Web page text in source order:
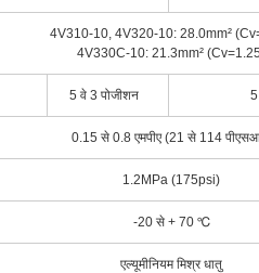
4V310-10, 4V320-10: 28.0mm²
4V330C-10: 21.3mm²
5 वे 3 पोजीशन 5
0.15 से 0.8 एमपीए (21 से 114
1.2MPa (175psi)
-20 से + 70 ℃
एल्यूमीनियम मिश्र धातु